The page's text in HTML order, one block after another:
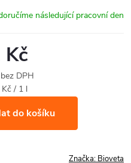
DPH
/ 1 l
do košíku
Značka: Bioveta